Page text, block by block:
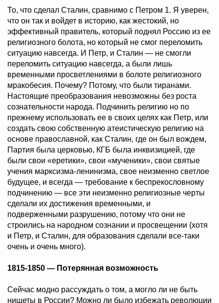
То, что сделал Сталин, сравнимо с Петром 1. Я уверен,
что он так и войдет в историю, как жестокий, но
эффективный правитель, который поднял Россию из ее
религиозного болота, но который не смог переломить
ситуацию навсегда. И Петр, и Сталин — не смогли
переломить ситуацию навсегда, а были лишь
временными просветлениями в болоте религиозного
мракобесия. Почему? Потому, что были тиранами.
Настоящие преобразования невозможны без роста
сознательности народа. Подчинить религию но по
прежнему использовать ее в своих целях как Петр, или
создать свою собственную атеистическую религию на
основе православной, как Сталин, где он был вождем,
Партия была церковью, КГБ была инквизицией, где
были свои «еретики», свои «мученики», свои святые
учения марксизма-ленинизма, свое неизменно светлое
будущее, и всегда — требование к беспрекословному
подчинению — все эти неизменно религиозные черты
сделали их достижения временными, и
подверженными разрушению, потому что они не
строились на народном сознании и просвещении (хотя
и Петр, и Сталин, для образования сделали все-таки
очень и очень много).
1815-1850 — Потерянная возможность
Сейчас модно рассуждать о том, а могло ли не быть
нищеты в России? Можно ли было избежать революции